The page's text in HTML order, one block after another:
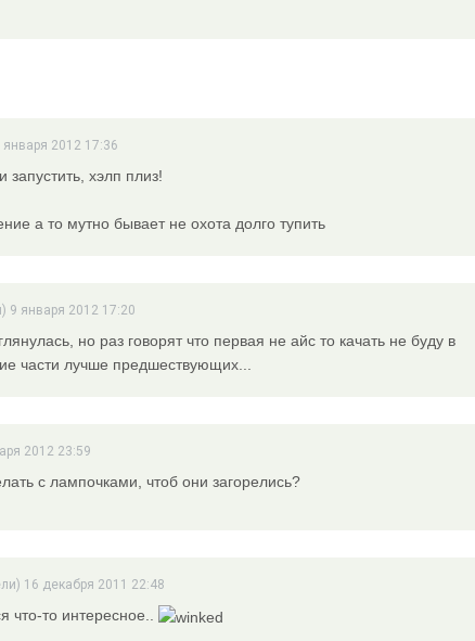
2012 17:36
хэлп плиз!
а то мутно бывает не охота долго тупить
9 января 2012 17:20
но раз говорят что первая не айс то качать не буду в
части лучше предшествующих...
2012 23:59
с лампочками, чтоб они загорелись?
16 декабря 2011 22:48
что-то интересное..